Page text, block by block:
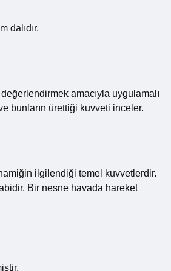
dalıdır.
amacıyla uygulamalı
bunların ürettiği kuvveti inceler.
ilgilendiği temel kuvvetlerdir.
Bir nesne havada hareket